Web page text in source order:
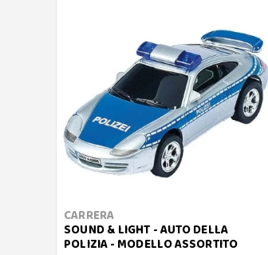
CARRERA
SOUND & LIGHT - AUTO DELLA
POLIZIA - MODELLO ASSORTITO